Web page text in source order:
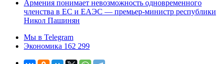
Армения понимает невозможность одновременного
членства в ЕС и ЕАЭС — премьер-министр республики
Никол Пашинян
Мы в Telegram
Экономика 162 299